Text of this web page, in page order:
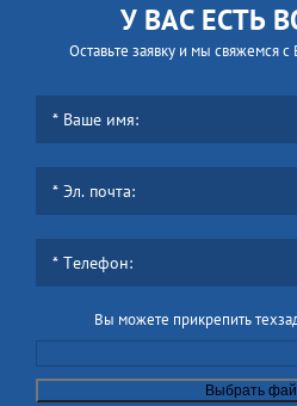
У ВАС ЕСТЬ
Оставьте заявку и мы свяжемся
Вы можете прикрепить